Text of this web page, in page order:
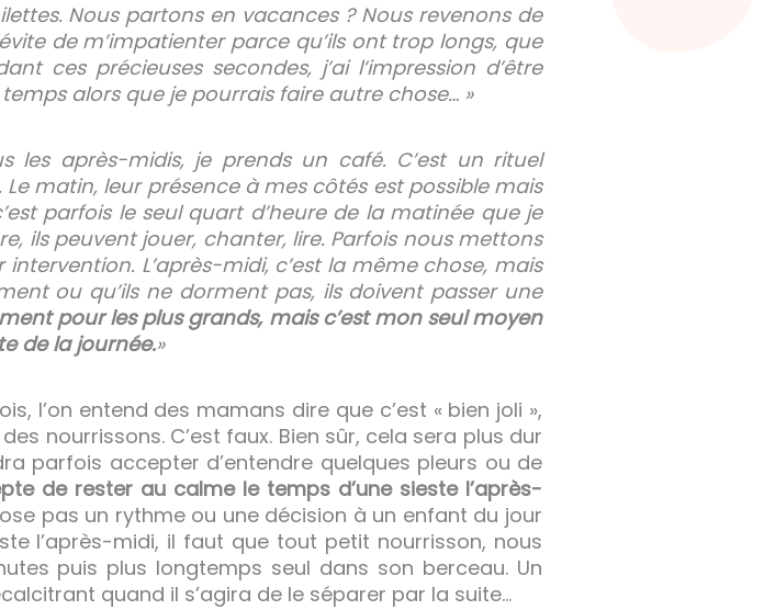
Nous partons en vacances ? Nous revenons de
de m’impatienter parce qu’ils ont trop longs, que
ces précieuses secondes, j’ai l’impression d’être
alors que je pourrais faire autre chose… »
les après-midis, je prends un café. C’est un rituel
matin, leur présence à mes côtés est possible mais
parfois le seul quart d’heure de la matinée que je
ils peuvent jouer, chanter, lire. Parfois nous mettons
L’après-midi, c’est la même chose, mais
ou qu’ils ne dorment pas, ils doivent passer une
pour les plus grands, mais c’est mon seul moyen
de la journée.»
l’on entend des mamans dire que c’est « bien joli »,
nourrissons. C’est faux. Bien sûr, cela sera plus dur
parfois accepter d’entendre quelques pleurs ou de
de rester au calme le temps d’une sieste l’après-
pas un rythme ou une décision à un enfant du jour
l’après-midi, il faut que tout petit nourrisson, nous
puis plus longtemps seul dans son berceau. Un
quand il s’agira de le séparer par la suite…